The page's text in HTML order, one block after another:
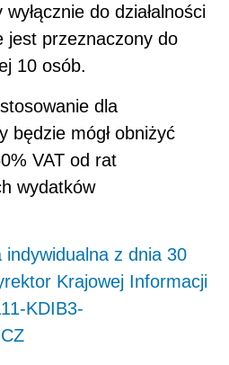
do działalności
jest przeznaczony do
10 osób.
dla
będzie mógł obniżyć
VAT od rat
wydatków
indywidualna z dnia 30
Krajowej Informacji
KDIB3-